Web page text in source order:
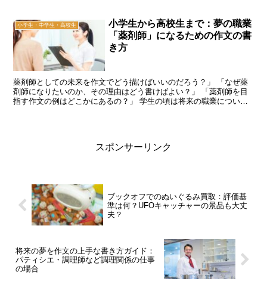
小学生・中学生・高校生
小学生から高校生まで：夢の職業
「薬剤師」になるための作文の書
き方
薬剤師としての未来を作文でどう描けばいいのだろう？」 「なぜ薬
剤師になりたいのか、その理由はどう書けばよい？」 「薬剤師を目
指す作文の例はどこかにあるの？」 学生の頃は将来の職業について
スポンサーリンク
ブックオフでのぬいぐるみ買取：評価基
準は何？UFOキャッチャーの景品も大丈
夫？
将来の夢を作文の上手な書き方ガイド：
パティシエ・調理師など調理関係の仕事
の場合